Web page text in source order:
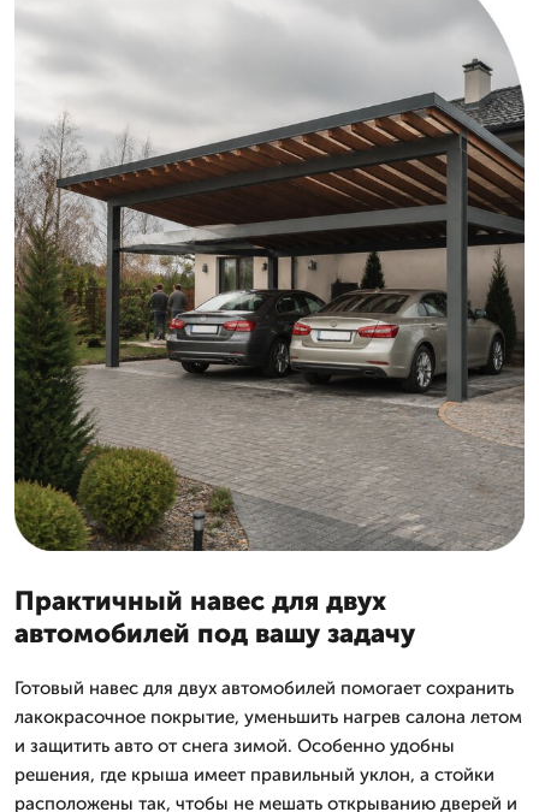
Практичный навес для двух
автомобилей под вашу задачу
Готовый навес для двух автомобилей помогает сохранить
лакокрасочное покрытие, уменьшить нагрев салона летом
и защитить авто от снега зимой. Особенно удобны
решения, где крыша имеет правильный уклон, а стойки
расположены так, чтобы не мешать открыванию дверей и